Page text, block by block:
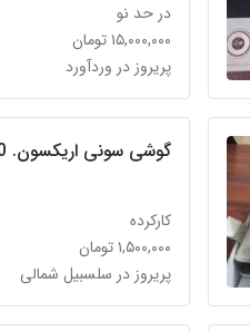
در حد نو
۱۵,۰۰۰,۰۰۰ تومان
پریروز در وردآورد
گوشی سونی اریکسون. k510با شارژر
کارکرده
۱,۵۰۰,۰۰۰ تومان
پریروز در سلسبیل شمالی